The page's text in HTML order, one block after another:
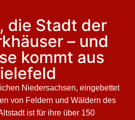
die Stadt der
– und
kommt aus
Niedersachsen, eingebettet
von Feldern und Wäldern des
ist für ihre über 150